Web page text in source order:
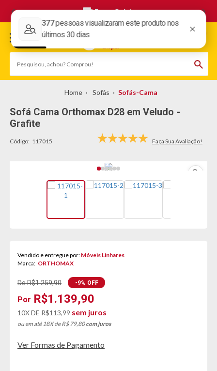
Frete Grátis
Sofás Sofás-Cama
Sofá Cama Orthomax D28 em Veludo -
Grafite
Código: 117015
Vendido e entregue por: Móveis Linhares
Marca: ORTHOMAX
De R$1.259,90
R$1.139,90
-9% OFF
10X DE R$113,99 sem juros
ou em até 18X de R$ 79,80com juros
Ver Formas de Pagamento